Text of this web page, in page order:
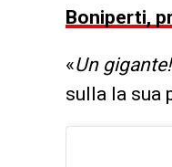
Boniperti,
«Un
sulla la sua